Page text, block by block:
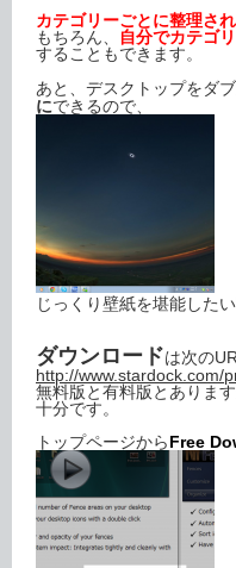
カテゴリーごとに整理さ
もちろん、
自分でカテゴ
することもできます。
あと、デスクトップをダ
にできるので、
じっくり壁紙を堪能した
ダウンロードは次の
http://www.stardock.com/
無料版と有料版とありま
十分です。
トップページからFree